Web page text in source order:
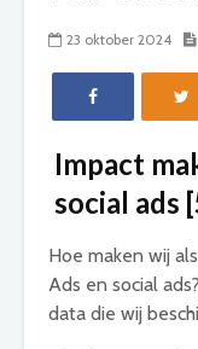
23 oktober 2024
Impact
social ads
Hoe maken wij
Ads en social
data die wij